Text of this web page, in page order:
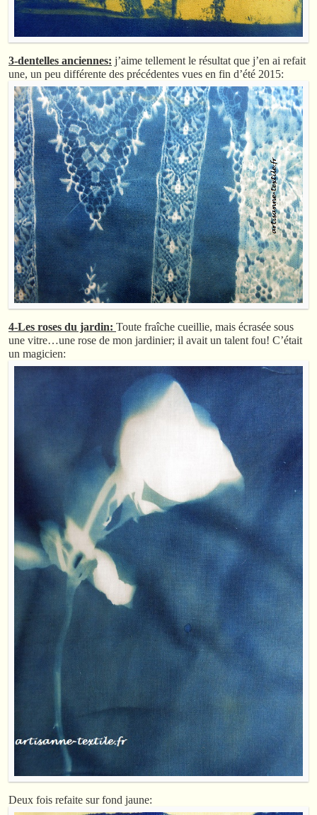
3-dentelles anciennes: j’aime tellement le résultat que j’en ai refait
une, un peu différente des précédentes vues en fin d’été 2015:
4-Les roses du jardin: Toute fraîche cueillie, mais écrasée sous
une vitre…une rose de mon jardinier; il avait un talent fou! C’était
un magicien:
Deux fois refaite sur fond jaune: